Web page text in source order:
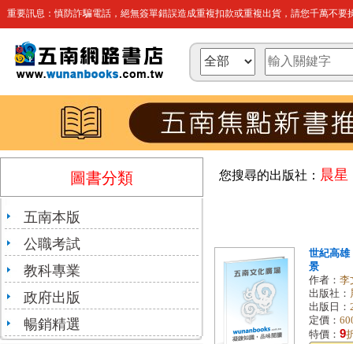
重要訊息：慎防詐騙電話，絕無簽單錯誤造成重複扣款或重複出貨，請您千萬不要
圖書分類
五南本版
公職考試
教科專業
政府出版
暢銷精選
您搜尋的出版社： 晨星
世紀高雄
景
作者： 李
出版社：
出版日：
定價：
特價： 9